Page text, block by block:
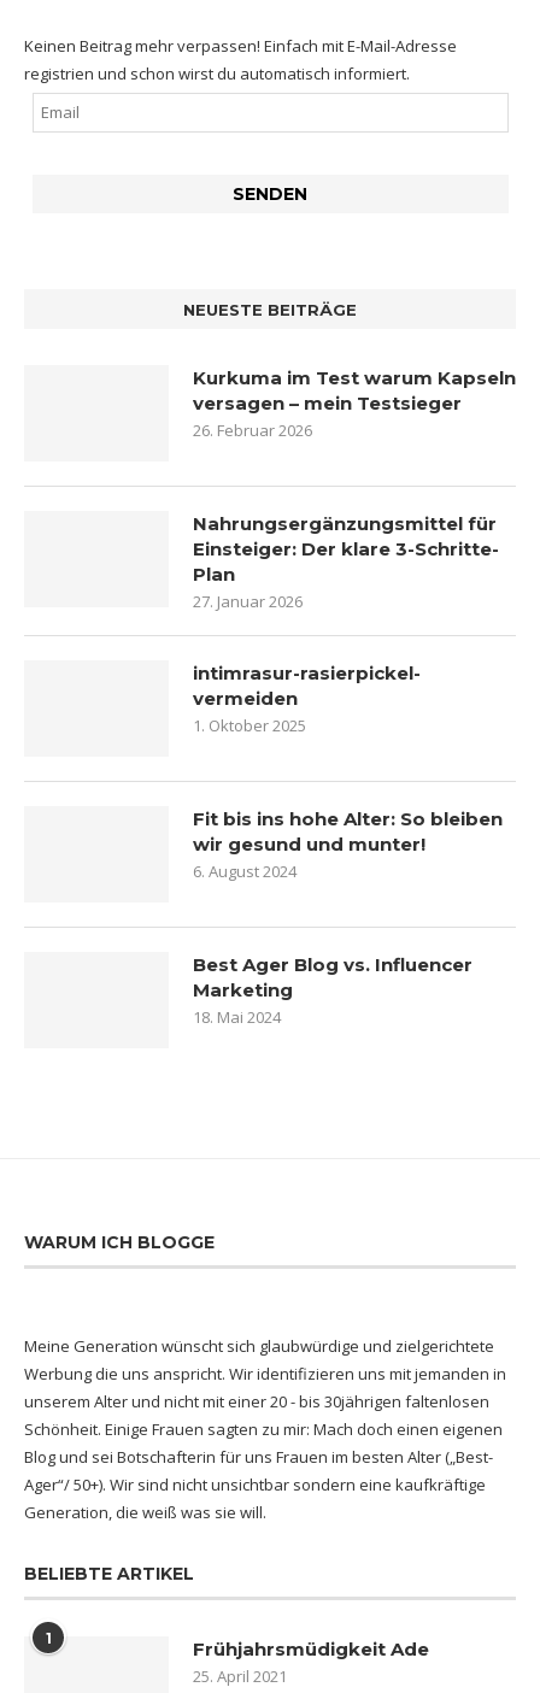
Keinen Beitrag mehr verpassen! Einfach mit E-Mail-Adresse
registrien und schon wirst du automatisch informiert.
NEUESTE BEITRÄGE
Kurkuma im Test warum Kapseln
versagen – mein Testsieger
26. Februar 2026
Nahrungsergänzungsmittel für
Einsteiger: Der klare 3-Schritte-
Plan
27. Januar 2026
intimrasur-rasierpickel-
vermeiden
1. Oktober 2025
Fit bis ins hohe Alter: So bleiben
wir gesund und munter!
6. August 2024
Best Ager Blog vs. Influencer
Marketing
18. Mai 2024
WARUM ICH BLOGGE
Meine Generation wünscht sich glaubwürdige und zielgerichtete
Werbung die uns anspricht. Wir identifizieren uns mit jemanden in
unserem Alter und nicht mit einer 20 - bis 30jährigen faltenlosen
Schönheit. Einige Frauen sagten zu mir: Mach doch einen eigenen
Blog und sei Botschafterin für uns Frauen im besten Alter („Best-
Ager“/ 50+). Wir sind nicht unsichtbar sondern eine kaufkräftige
Generation, die weiß was sie will.
BELIEBTE ARTIKEL
1 Frühjahrsmüdigkeit Ade
25. April 2021